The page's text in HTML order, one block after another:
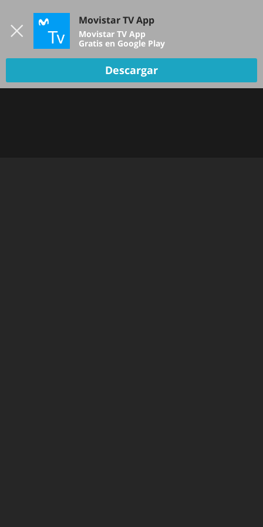
TV EN VIVO
Movistar TV App
Movistar TV App
Gratis en Google Play
Descargar